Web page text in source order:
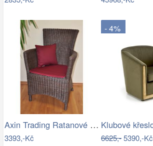
Axin Trading Ratanové křeslo Pluto…
3393,-Kč
- 4%
6625,-5390,-Kč